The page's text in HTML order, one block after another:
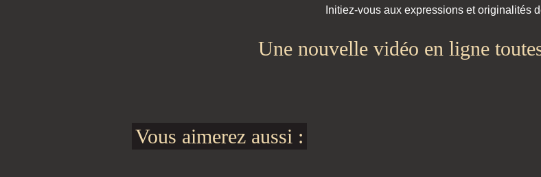
Initiez-vous aux expressions et originalités
Une nouvelle vidéo en ligne
Vous aimerez aussi :